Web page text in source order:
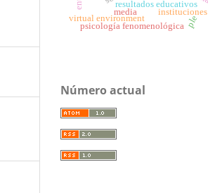
resultados educativos
instituciones
media
virtual environment ple
psicología fenomenológica
Número actual